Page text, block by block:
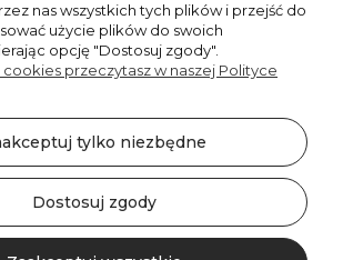
Prawa Zastrzeżone | BelldecoHome.pl
Minimalist by Ecommercy
nas wszystkich tych plików i przejść do
użycie plików do swoich
opcję "Dostosuj zgody".
przeczytasz w naszej Polityce
tylko niezbędne
Dostosuj zgody
newslettera i zgarnij 8% rabatu!
newslettera
prywatności
SUBSKRYBUJ!